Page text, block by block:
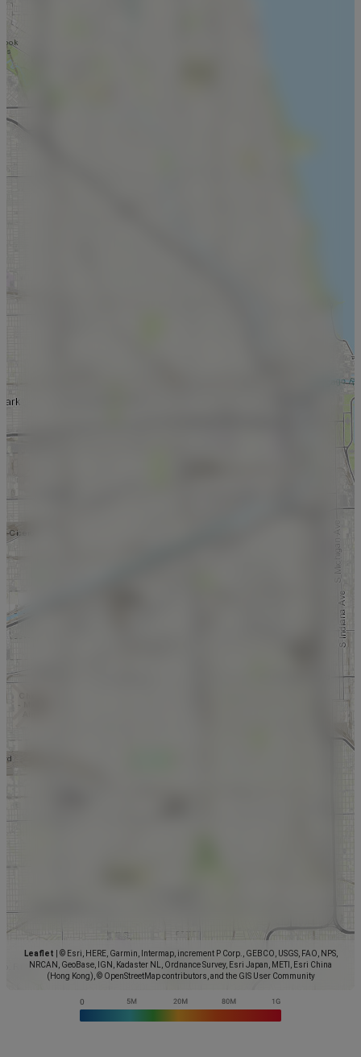
Leaflet
© Esri, HERE, Garmin, Intermap, increment P Corp., GEBCO, USGS, FAO, NPS,
NRCAN, GeoBase, IGN, Kadaster NL, Ordnance Survey, Esri Japan, METI, Esri China
(Hong Kong), © OpenStreetMap contributors, and the GIS User Community